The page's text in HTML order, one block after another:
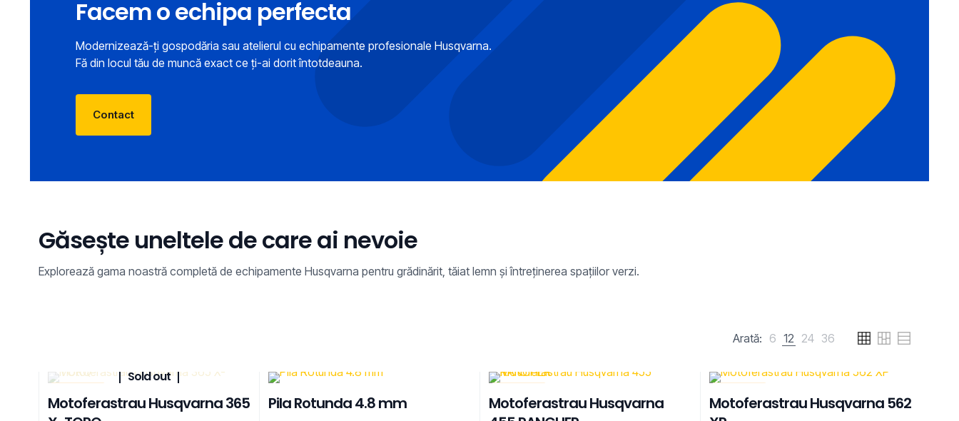
Facem o echipa perfecta
Modernizează-ți gospodăria sau atelierul cu echipamente profesionale Husqvarna.
Fă din locul tău de muncă exact ce ți-ai dorit întotdeauna.
Contact
Găsește uneltele de care ai nevoie
Explorează gama noastră completă de echipamente Husqvarna pentru grădinărit, tăiat lemn și întreținerea spațiilor verzi.
Arată: 6 12 24 36
Sold out
Motoferastrau Husqvarna 365
Pila Rotunda 4.8 mm
Motoferastrau Husqvarna
Motoferastrau Husqvarna 562